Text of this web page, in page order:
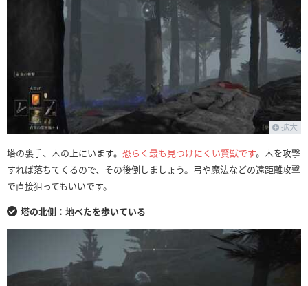
拡大
塔の裏手、木の上にいます。 恐らく最も見つけにくい賢獣です。木を攻撃
すれば落ちてくるので、その後倒しましょう。弓や魔法などの遠距離攻撃
で直接狙ってもいいです。
塔の北側：地べたを歩いている